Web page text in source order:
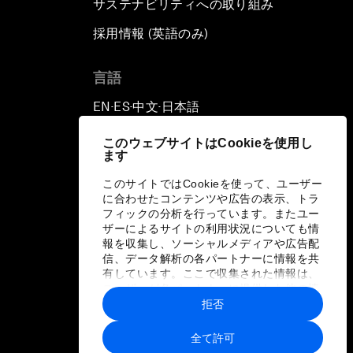
このウェブサイトはCookieを使用し
ます
このサイトではCookieを使って、ユーザー
に合わせたコンテンツや広告の表示、トラ
フィックの分析を行っています。またユー
ザーによるサイトの利用状況についても情
報を収集し、ソーシャルメディアや広告配
信、データ解析の各パートナーに情報を共
有しています。ここで収集された情報は、
ユーザーが各パートナーに提供した他の情
報や各パートナーのサービスを使用した際
に収集された情報と組み合わされ、各パー
トナーによって使用されることがありま
す。
全て許可
拒否
サステナビリティへの取り組み
採用情報 (英語のみ)
言語
EN ▪ ES▪中文▪ 日本語